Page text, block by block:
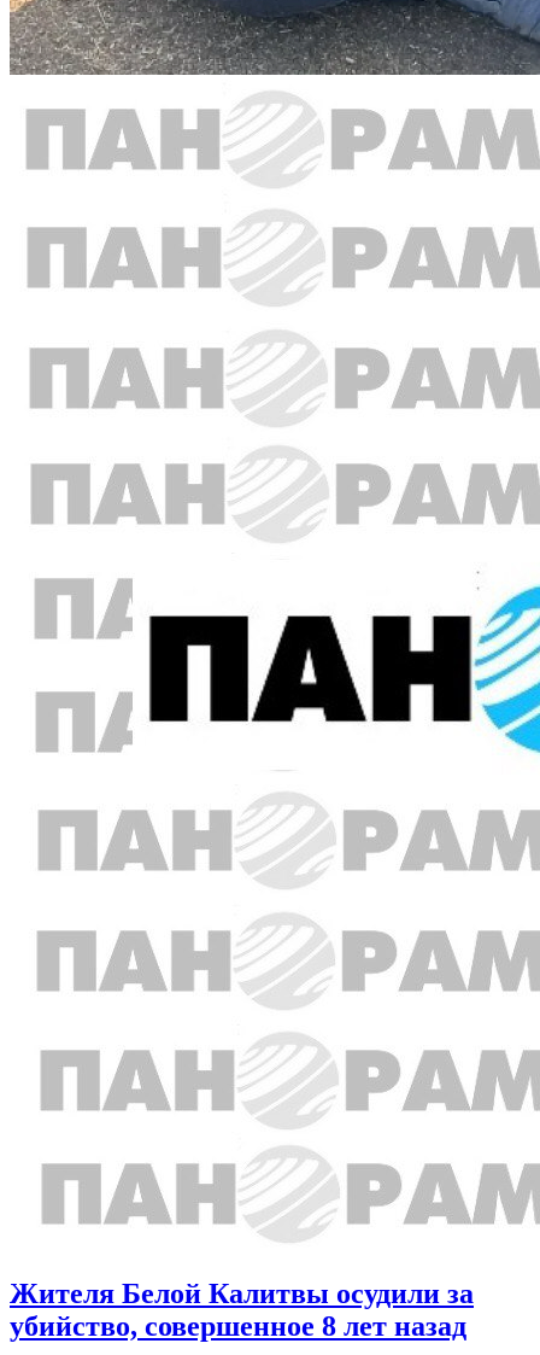
Жителя Белой Калитвы осудили за
убийство, совершенное 8 лет назад